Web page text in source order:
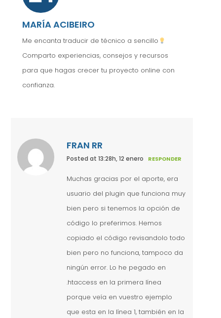
MARÍA ACIBEIRO
Me encanta traducir de técnico a sencillo
Comparto experiencias, consejos y recursos
para que hagas crecer tu proyecto online con
confianza.
FRAN RR
Posted at 13:28h, 12 enero RESPONDER
Muchas gracias por el aporte, era
usuario del plugin que funciona muy
bien pero si tenemos la opción de
código lo preferimos. Hemos
copiado el código revisandolo todo
bien pero no funciona, tampoco da
ningún error. Lo he pegado en
.htaccess en la primera línea
porque veía en vuestro ejemplo
que esta en la línea 1, también en la